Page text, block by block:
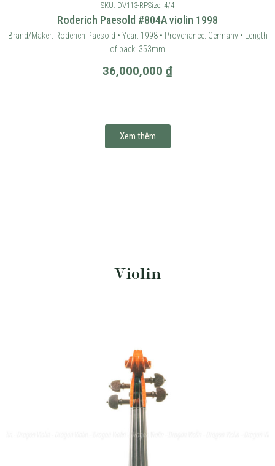
SKU: DV113-RPSize: 4/4
Roderich Paesold #804A violin 1998
Brand/Maker: Roderich Paesold • Year: 1998 • Provenance: Germany • Length
of back: 353mm
36,000,000 ₫
Xem thêm
Violin